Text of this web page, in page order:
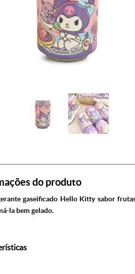
do produto
gaseificado Hello Kitty sabor
la bem gelado.